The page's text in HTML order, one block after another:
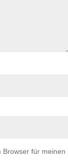
Browser für meinen